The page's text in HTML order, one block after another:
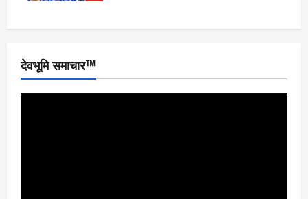
देवभूमि समाचार™